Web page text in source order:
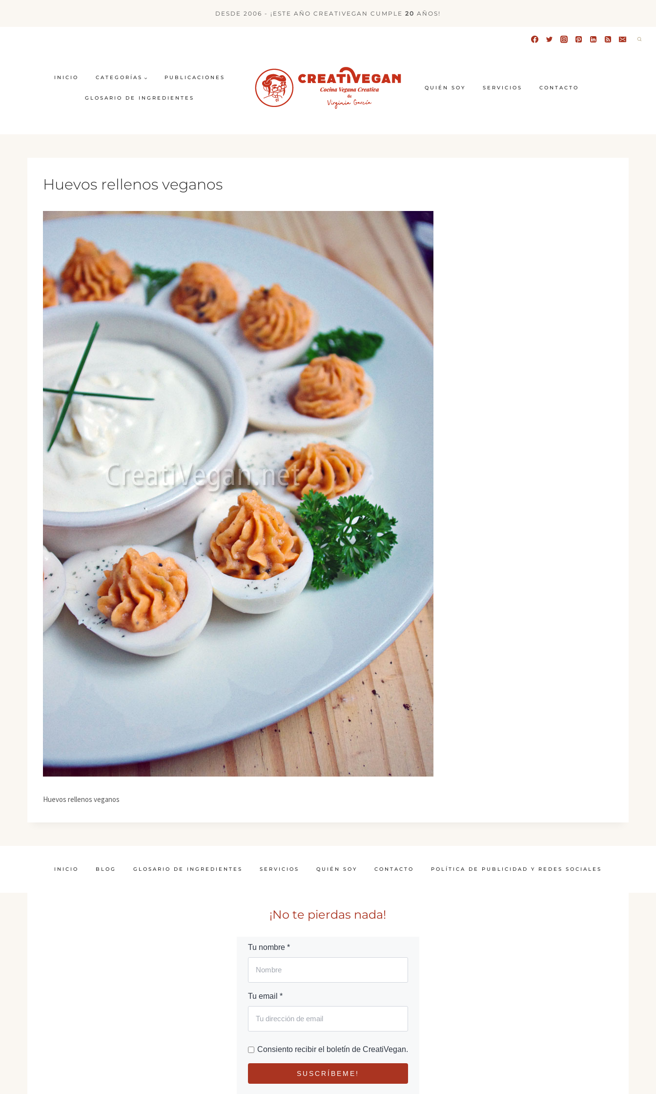
DESDE 2006 - ¡ESTE AÑO CREATIVEGAN CUMPLE 20 AÑOS!
INICIO CATEGORÍAS PUBLICACIONES
GLOSARIO DE INGREDIENTES
QUIÉN SOY SERVICIOS CONTACTO
Huevos rellenos veganos
Huevos rellenos veganos
INICIO BLOG GLOSARIO DE INGREDIENTES SERVICIOS QUIÉN SOY CONTACTO POLÍTICA DE PUBLICIDAD Y REDES SOCIALES
¡No te pierdas nada!
Tu nombre *
Tu email *
Consiento recibir el boletín de CreatiVegan.
SUSCRÍBEME!